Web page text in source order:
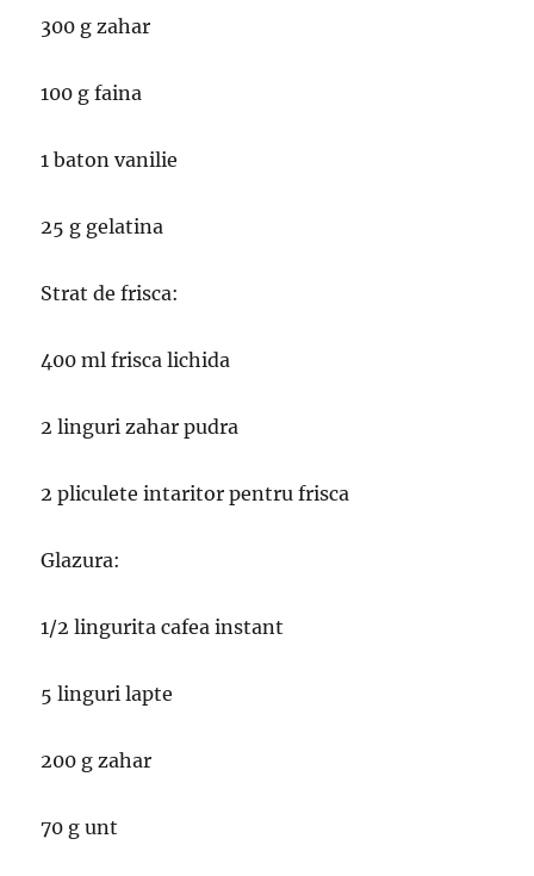
300 g zahar
100 g faina
1 baton vanilie
25 g gelatina
Strat de frisca:
400 ml frisca lichida
2 linguri zahar pudra
2 pliculete intaritor pentru frisca
Glazura:
1/2 lingurita cafea instant
5 linguri lapte
200 g zahar
70 g unt